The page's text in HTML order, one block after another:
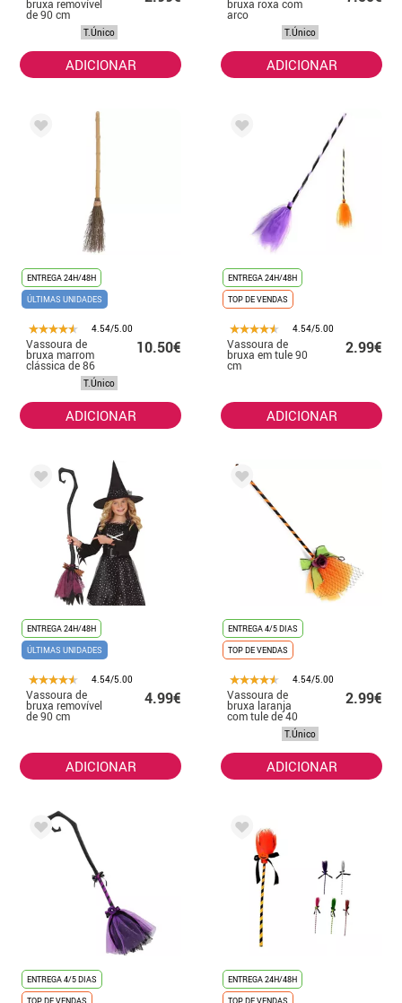
bruxa removível
de 90 cm
T.Único
ADICIONAR
bruxa roxa com
arco
T.Único
ADICIONAR
ENTREGA 24H/48H
ÚLTIMAS UNIDADES
4.54/5.00
Vassoura de
bruxa marrom
clássica de 86
10.50€
T.Único
ADICIONAR
ENTREGA 24H/48H
TOP DE VENDAS
4.54/5.00
Vassoura de
bruxa em tule 90
cm
2.99€
ADICIONAR
ENTREGA 24H/48H
ÚLTIMAS UNIDADES
4.54/5.00
Vassoura de
bruxa removível
de 90 cm
4.99€
ADICIONAR
ENTREGA 4/5 DIAS
TOP DE VENDAS
4.54/5.00
Vassoura de
bruxa laranja
com tule de 40
2.99€
T.Único
ADICIONAR
ENTREGA 4/5 DIAS
ENTREGA 24H/48H